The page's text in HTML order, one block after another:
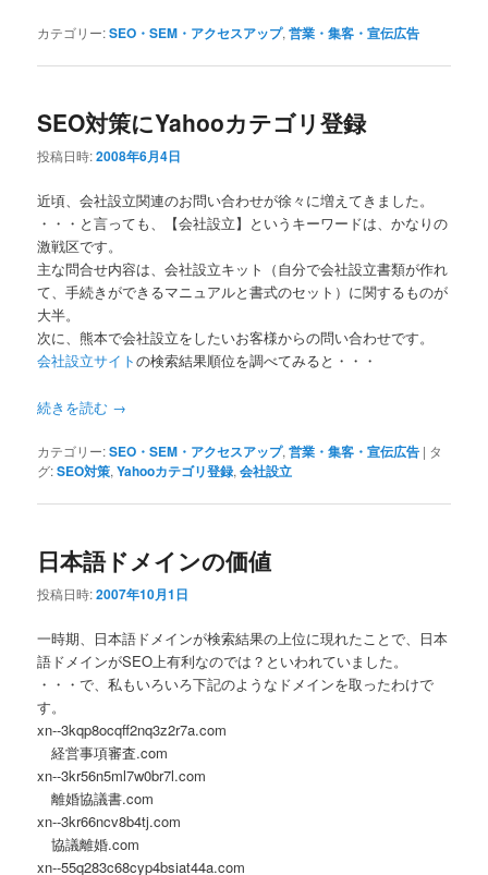
カテゴリー:SEO・SEM・アクセスアップ,営業・集客・宣伝広告
SEO対策にYahooカテゴリ登録
投稿日時:2008年6月4日
近頃、会社設立関連のお問い合わせが徐々に増えてきました。
・・・と言っても、【会社設立】というキーワードは、かなりの
激戦区です。
主な問合せ内容は、会社設立キット（自分で会社設立書類が作れ
て、手続きができるマニュアルと書式のセット）に関するものが
大半。
次に、熊本で会社設立をしたいお客様からの問い合わせです。
会社設立サイトの検索結果順位を調べてみると・・・
続きを読む →
カテゴリー:SEO・SEM・アクセスアップ,営業・集客・宣伝広告 | タ
グ:SEO対策,Yahooカテゴリ登録,会社設立
日本語ドメインの価値
投稿日時:2007年10月1日
一時期、日本語ドメインが検索結果の上位に現れたことで、日本
語ドメインがSEO上有利なのでは？といわれていました。
・・・で、私もいろいろ下記のようなドメインを取ったわけで
す。
xn--3kqp8ocqff2nq3z2r7a.com
経営事項審査.com
xn--3kr56n5ml7w0br7l.com
離婚協議書.com
xn--3kr66ncv8b4tj.com
協議離婚.com
xn--55q283c68cyp4bsiat44a.com